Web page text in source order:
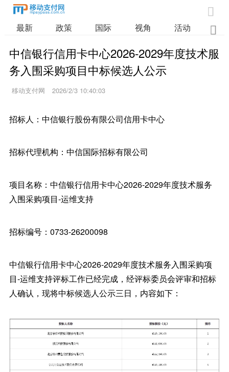

最新 政策 国际 视角 活动 业

中信银行信用卡中心2026-2029年度技术服
务入围采购项目中标候选人公示
移动支付网 2026/2/3 10:40:03
招标人：中信银行股份有限公司信用卡中心
招标代理机构：中信国际招标有限公司
项目名称：中信银行信用卡中心2026-2029年度技术服务
入围采购项目-运维支持
招标编号：0733-26200098
中信银行信用卡中心2026-2029年度技术服务入围采购项
目-运维支持评标工作已经完成，经评标委员会评审和招标
人确认，现将中标候选人公示三日，内容如下：